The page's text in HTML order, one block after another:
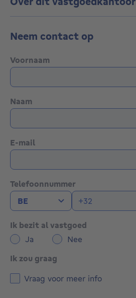
Neem contact op
Voornaam
Naam
E-mail
Telefoonnummer
Ik bezit al vastgoed
Ja
Nee
Ik zou graag
Vraag voor meer info